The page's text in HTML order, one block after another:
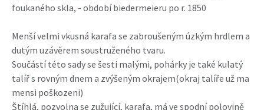
foukaného skla, - období biedermeieru po r. 1850
Menší velmi vkusná karafa se zabroušeným úzkým hrdlem a
dutým uzávěrem soustruženého tvaru.
Součástí této sady se šesti malými, pohárky je také kulatý
talíř s rovným dnem a zvýšeným okrajem(okraj talíře už ma
mensi poškozeni)
Štíhlá, pozvolna se zužující, karafa, má ve spodní polovině